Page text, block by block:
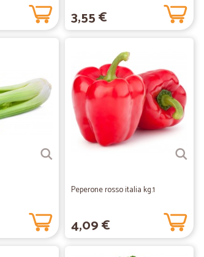
3,55 €
Peperone rosso italia kg.1
4,09 €